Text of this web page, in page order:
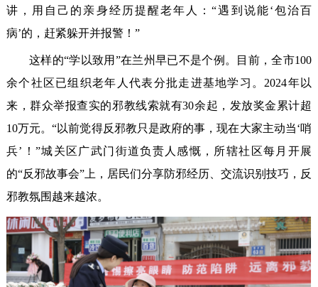
讲，用自己的亲身经历提醒老年人：“遇到说能‘包治百
病’的，赶紧躲开并报警！”
这样的“学以致用”在兰州早已不是个例。目前，全市100
余个社区已组织老年人代表分批走进基地学习。2024年以
来，群众举报查实的邪教线索就有30余起，发放奖金累计超
10万元。“以前觉得反邪教只是政府的事，现在大家主动当‘哨
兵’！”城关区广武门街道负责人感慨，所辖社区每月开展
的“反邪故事会”上，居民们分享防邪经历、交流识别技巧，反
邪教氛围越来越浓。